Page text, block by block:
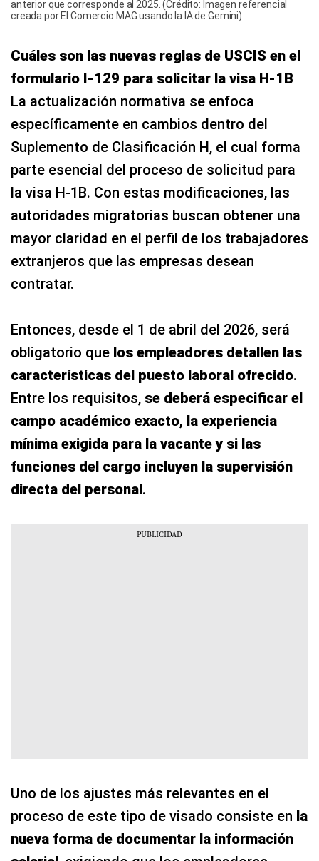
anterior que corresponde al 2025. (Crédito: Imagen referencial
creada por El Comercio MAG usando la IA de Gemini)
Cuáles son las nuevas reglas de USCIS en el
formulario I-129 para solicitar la visa H-1B
La actualización normativa se enfoca
específicamente en cambios dentro del
Suplemento de Clasificación H, el cual forma
parte esencial del proceso de solicitud para
la visa H-1B. Con estas modificaciones, las
autoridades migratorias buscan obtener una
mayor claridad en el perfil de los trabajadores
extranjeros que las empresas desean
contratar.
Entonces, desde el 1 de abril del 2026, será
obligatorio que los empleadores detallen las
características del puesto laboral ofrecido.
Entre los requisitos, se deberá especificar el
campo académico exacto, la experiencia
mínima exigida para la vacante y si las
funciones del cargo incluyen la supervisión
directa del personal.
Uno de los ajustes más relevantes en el
proceso de este tipo de visado consiste en la
nueva forma de documentar la información